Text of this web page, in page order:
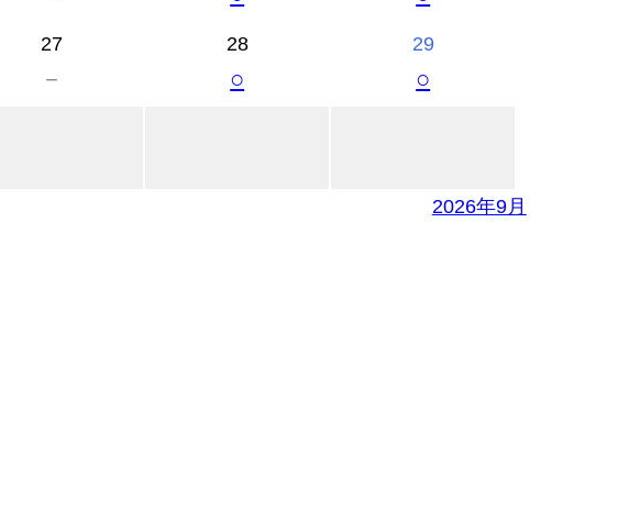
27
－
28
○
29
○
2026年9月